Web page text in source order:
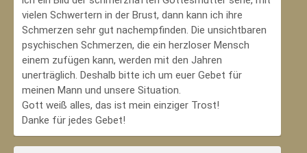
vielen Schwertern in der Brust, dann kann ich ihre
Schmerzen sehr gut nachempfinden. Die unsichtbaren
psychischen Schmerzen, die ein herzloser Mensch
einem zufügen kann, werden mit den Jahren
unerträglich. Deshalb bitte ich um euer Gebet für
meinen Mann und unsere Situation.
Gott weiß alles, das ist mein einziger Trost!
Danke für jedes Gebet!